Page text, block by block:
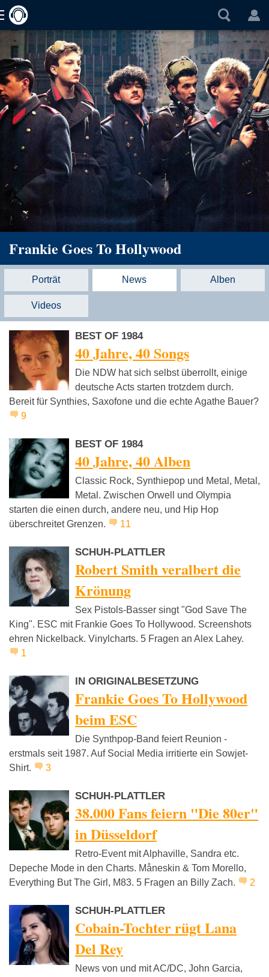
Frankie Goes To Hollywood
Porträt News Alben
Videos
BEST OF 1984
40 Jahre, 40 Songs
Die NDW hat sich selbst überrollt, einige
deutsche Acts starten trotzdem durch.
Bereit für Synthies, Saxofone und die echte Agathe Bauer?
9
BEST OF 1984
40 Jahre, 40 Alben
Classic Rock, Synthiepop und Metal, Metal,
Metal. Zwischen Orwell und Olympia
starten die einen durch, andere neu, und Hip Hop
überschreitet Grenzen.
11
SCHUH-PLATTLER
Robert Smith veralbert die
Krönung
Sex Pistols-Basser singt "God Save The
King". ESC mit Frankie Goes To Hollywood. Screenshots
ehren Nickelback. Vinylcharts. 5 Fragen an Alex Lahey.
1
IN ORIGINALBESETZUNG
Frankie Goes To Hollywood
beim ESC
Die Synthpop-Band feiert Reunion -
erstmals seit 1987. Auf Social Media irritierte ein Sowjet-
Shirt.
3
SCHUH-PLATTLER
38.000 Fans feiern "Die 80er"
in Düsseldorf
Retro-Event mit Alphaville, Sandra etc.
Depeche Mode in den Charts. Måneskin & Tom Morello,
Everything But The Girl, M83. 5 Fragen an Billy Zach.
2
SCHUH-PLATTLER
Cobain-Tochter rügt Lana
Del Rey
News von und mit AC/DC, John Garcia,